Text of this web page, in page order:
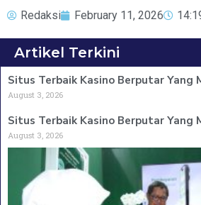
Redaksi February 11, 2026
Artikel Terkini
Situs Terbaik Kasino Berputar Yang
August 3, 2026
Situs Terbaik Kasino Berputar Yang
August 3, 2026